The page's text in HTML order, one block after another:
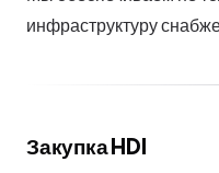
инфраструктуру
Закупка HDI